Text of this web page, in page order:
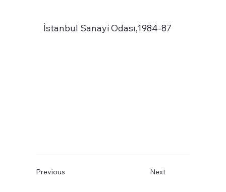
İstanbul Sanayi Odası,1984-87
Previous Next